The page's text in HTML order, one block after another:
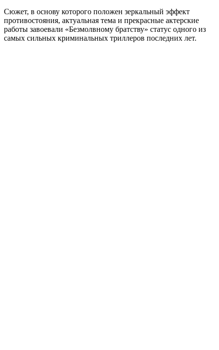
Сюжет, в основу которого положен зеркальный эффект
противостояния, актуальная тема и прекрасные актерские
работы завоевали «Безмолвному братству» статус одного из
самых сильных криминальных триллеров последних лет.